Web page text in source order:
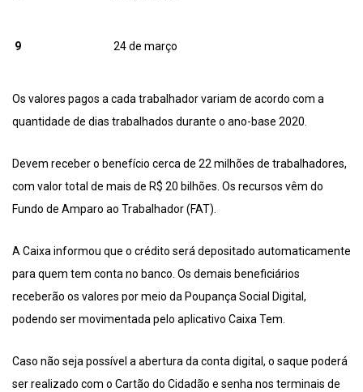
9 24 de março
Os valores pagos a cada trabalhador variam de acordo com a
quantidade de dias trabalhados durante o ano-base 2020.
Devem receber o benefício cerca de 22 milhões de trabalhadores,
com valor total de mais de R$ 20 bilhões. Os recursos vêm do
Fundo de Amparo ao Trabalhador (FAT).
A Caixa informou que o crédito será depositado automaticamente
para quem tem conta no banco. Os demais beneficiários
receberão os valores por meio da Poupança Social Digital,
podendo ser movimentada pelo aplicativo Caixa Tem.
Caso não seja possível a abertura da conta digital, o saque poderá
ser realizado com o Cartão do Cidadão e senha nos terminais de